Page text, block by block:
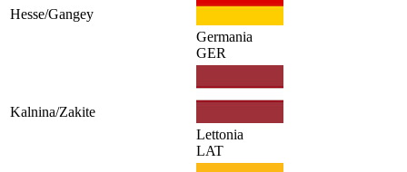
Hesse/Gangey
Germania
GER
Kalnina/Zakite
Lettonia
LAT